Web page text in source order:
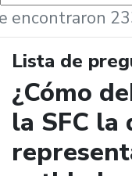
encontraron
Lista de
¿Cómo
la SFC la